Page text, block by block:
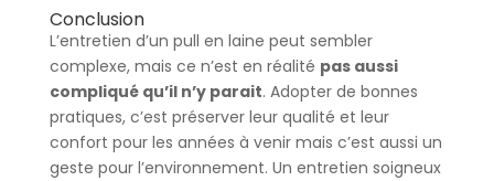
Conclusion
L’entretien d’un pull en laine peut sembler
complexe, mais ce n’est en réalité pas aussi
compliqué qu’il n’y parait. Adopter de bonnes
pratiques, c’est préserver leur qualité et leur
confort pour les années à venir mais c’est aussi un
geste pour l’environnement. Un entretien soigneux